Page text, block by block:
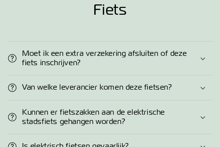
Fiets
Moet ik een extra verzekering afsluiten of deze
fiets inschrijven?
Van welke leverancier komen deze fietsen?
Kunnen er fietszakken aan de elektrische
stadsfiets gehangen worden?